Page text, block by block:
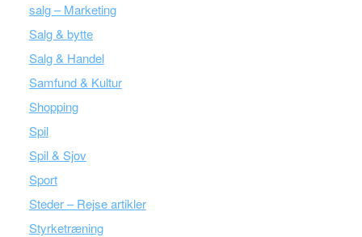
salg – Marketing
Salg & bytte
Salg & Handel
Samfund & Kultur
Shopping
Spil
Spil & Sjov
Sport
Steder – Rejse artikler
Styrketræning